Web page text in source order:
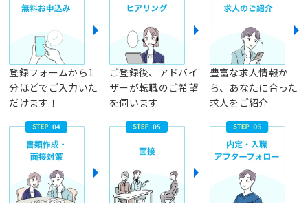
登録フォームから1
分ほどでご入力いた
だけます！
ご登録後、アドバイ
ザーが転職のご希望
を伺います
豊富な求人情報か
ら、あなたに合った
求人をご紹介